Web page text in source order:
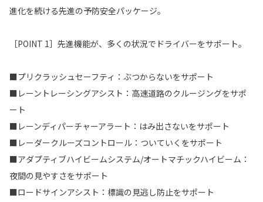
進化を続ける先進の予防安全パッケージ。
［POINT 1］先進機能が、多くの状況でドライバーをサポート。
■プリクラッシュセーフティ：ぶつからないをサポート
■レーントレーシングアシスト：高速道路のクルージングをサポ
ート
■レーンディパーチャーアラート：はみ出さないをサポート
■レーダークルーズコントロール：ついていくをサポート
■アダプティブハイビームシステム/オートマチックハイビーム：
夜間の見やすさをサポート
■ロードサインアシスト：標識の見逃し防止をサポート